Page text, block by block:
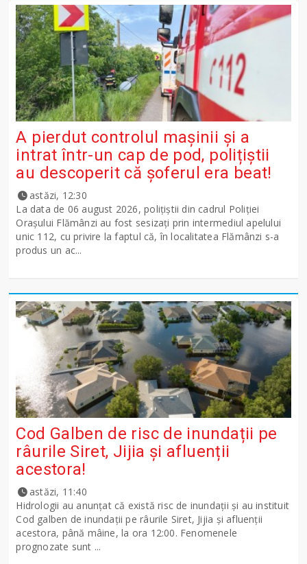
A pierdut controlul mașinii și a
intrat într-un cap de pod, polițiștii
au descoperit că șoferul era beat!
astăzi, 12:30
La data de 06 august 2026, polițiștii din cadrul Poliției
Orașului Flămânzi au fost sesizați prin intermediul apelului
unic 112, cu privire la faptul că, în localitatea Flămânzi s-a
produs un ac...
Cod Galben de risc de inundații pe
râurile Siret, Jijia și afluenții
acestora!
astăzi, 11:40
Hidrologii au anunțat că există risc de inundații și au instituit
Cod galben de inundații pe râurile Siret, Jijia și afluenții
acestora, până mâine, la ora 12:00. Fenomenele
prognozate sunt ...